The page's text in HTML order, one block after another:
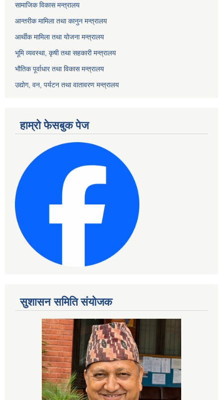
सामाजिक विकास मन्त्रालय
आन्तरीक मामिला तथा कानुन मन्त्रालय
आर्थीक मामिला तथा योजना मन्त्रालय
भूमि व्यवस्था, कृषी तथा सहकारी मन्त्रालय
भौतिक पूर्वाधार तथा विकास मन्त्रालय
उद्योग, वन, पर्यटन तथा वातावरण मन्त्रालय
हाम्रो फेसबुक पेज
सुशासन समिति संयोजक